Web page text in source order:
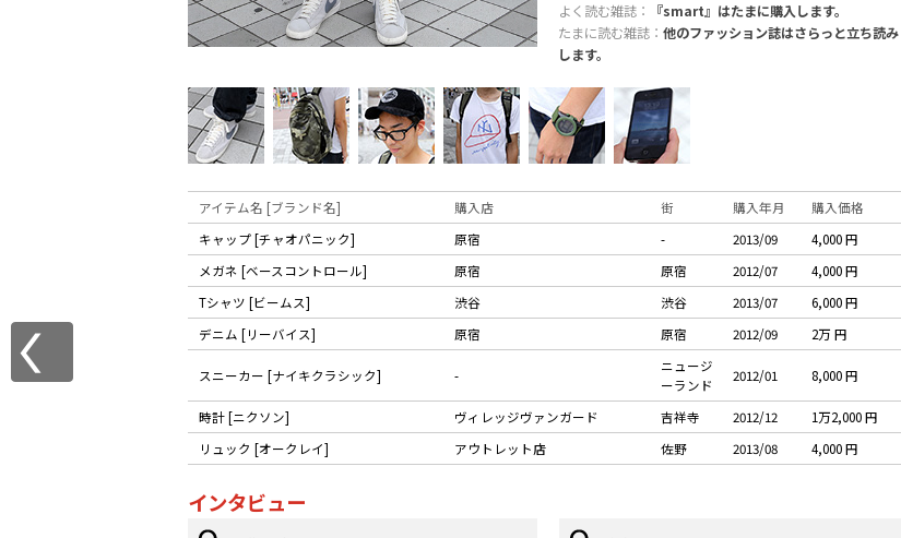
よく読む雑誌：
『smart』はたまに購入します。
たまに読む雑誌： 他のファッション誌はさらっと立ち読み
します。
アイテム名 [ブランド名] 購入店 街 購入年月
購入価格
キャップ [チャオパニック]
原宿 - 2013/09
4,000 円
メガネ [ベースコントロール]
原宿 原宿 2012/07
4,000 円
Tシャツ [ビームス]
渋谷 渋谷 2013/07
6,000 円
デニム [リーバイス]
原宿 原宿 2012/09 2万 円
スニーカー [ナイキクラシック] -
ニュージ
ーランド
2012/01 8,000 円
時計 [ニクソン] ヴィレッジヴァンガード 吉祥寺 2012/12
1万2,000 円
リュック [オークレイ]
アウトレット店 佐野 2013/08 4,000 円
インタビュー